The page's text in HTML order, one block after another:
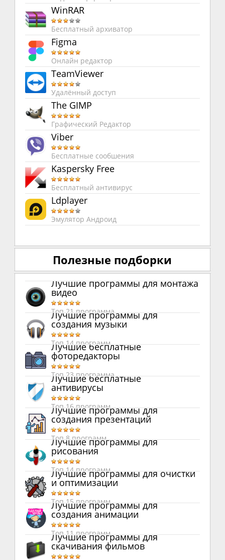
WinRAR
Бесплатный архиватор
Figma
Онлайн редактор
TeamViewer
Удалённый доступ
The GIMP
Графический Редактор
Viber
Бесплатные сообшения
Kaspersky Free
Бесплатный антивирус
Ldplayer
Эмулятор Андроид
Полезные подборки
Лучшие программы для монтажа
видео
Топ 21 программа
Лучшие программы для
создания музыки
Топ 14 программ
Лучшие бесплатные
фоторедакторы
Топ 23 программа
Лучшие бесплатные
антивирусы
Топ 16 программ
Лучшие программы для
создания презентаций
Топ 8 программ
Лучшие программы для
рисования
Топ 14 программ
Лучшие программы для очистки
и оптимизации
Топ 15 программ
Лучшие программы для
создания анимации
Топ 11 программ
Лучшие программы для
скачивания фильмов